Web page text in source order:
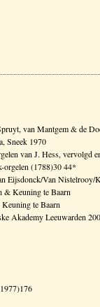
van Mantgem & de
Sneek 1970
van J. Hess,
orgelen (1788)30 44*
Eijsdonck/Van Nistelrooy/
& Keuning te Baarn
te Baarn
Akademy Leeuwarden